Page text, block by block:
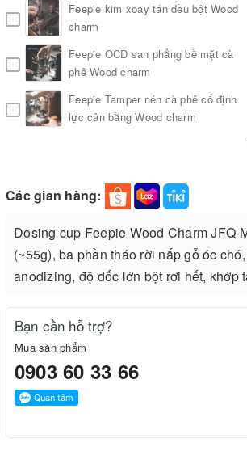
Feepie kim xoay tán đều bột Wood
charm
Feepie OCD san phẳng bề mặt cà
phê Wood charm
Feepie Tamper nén cà phê cố định
lực cân bằng Wood charm
Các gian hàng:
Dosing cup Feepie Wood Charm JFQ-
(~55g), ba phần tháo rời nắp gỗ óc
anodizing, độ dốc lớn bột rơi hết, khớp
Bạn cần hỗ trợ?
Mua sản phẩm
0903 60 33 66